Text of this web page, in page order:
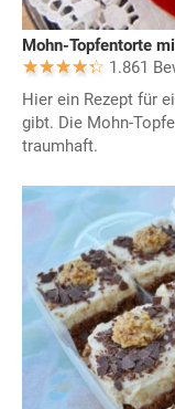
Mohn-Topfentorte
1.861
Hier ein Rezept für
gibt. Die Mohn-
traumhaft.